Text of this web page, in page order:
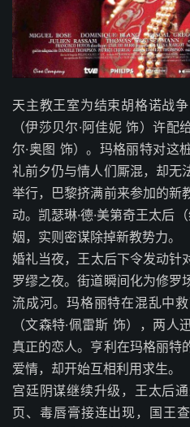
天主教王室为结束胡格诺战
（伊莎贝尔·阿佳妮 饰）许
尔·奥图 饰）。玛格丽特对这
礼前夕仍与情人们厮混，却无
举行，巴黎挤满前来参加的新
动。凯瑟琳·德·美第奇王太后
姻，实则密谋除掉新教势力。
婚礼当夜，王太后下令发动
罗缪之夜。街道瞬间化为修罗
流成河。玛格丽特在混乱中
（文森特·佩雷斯 饰），两
真正的恋人。亨利在玛格丽特
爱情，却开始互相利用求生。
宫廷阴谋继续升级，王太后
页、毒唇膏接连出现，国王